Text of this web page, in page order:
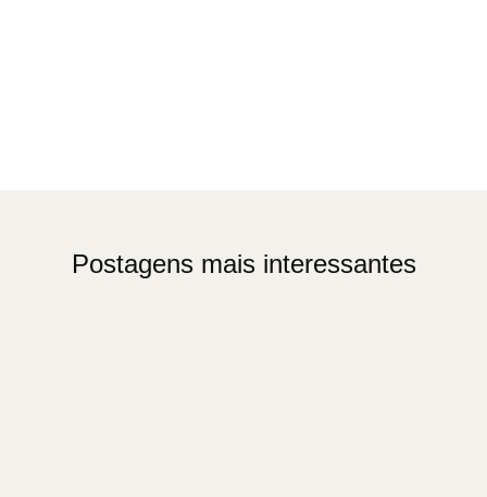
Postagens mais interessantes